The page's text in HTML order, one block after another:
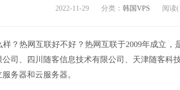
2022-11-29 分类： 韩国VPS 阅读
？热网互联好不好？热网互联于2009年成立，
司、四川随客信息技术有限公司、天津随客科
务器和云服务器。